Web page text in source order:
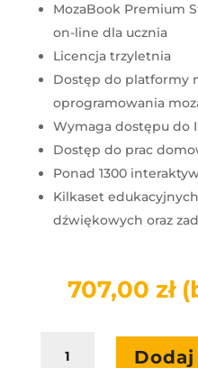
MozaBook Premium
on-line dla ucznia
Licencja trzyletnia
Dostęp do platformy
oprogramowania
Wymaga dostępu do
Dostęp do prac
Ponad 1300
Kilkaset
dźwiękowych oraz
707,00 zł
Mozaik